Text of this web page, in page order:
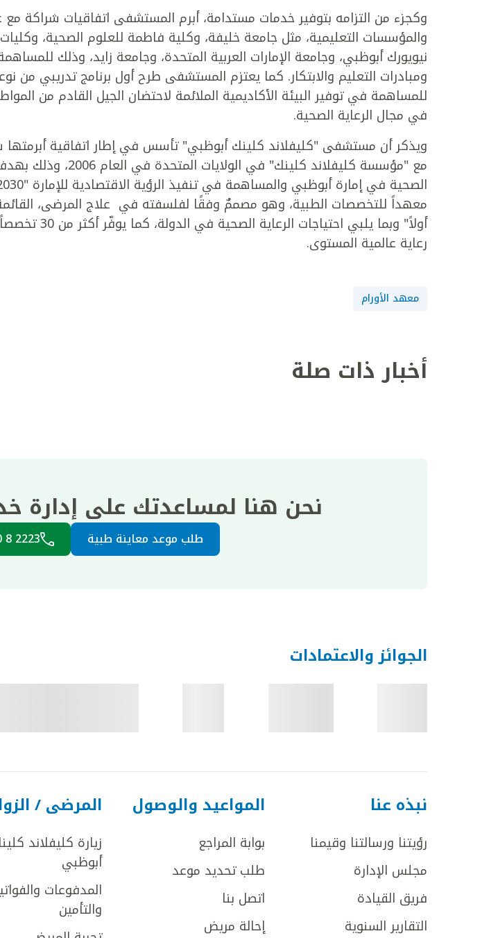
وكجزء من التزامه بتوفير خدمات مستدامة، أبرم المستشفى اتفاقيات شراكة
والمؤسسات التعليمية، مثل جامعة خليفة، وكلية فاطمة للعلوم الصحية، وكليات
نيويورك أبوظبي، وجامعة الإمارات العربية المتحدة، وجامعة زايد، وذلك
ومبادرات التعليم والابتكار. كما يعتزم المستشفى طرح أول برنامج تدريبي من
للمساهمة في توفير البيئة الأكاديمية الملائمة لاحتضان الجيل القادم من
في مجال الرعاية الصحية.
ويذكر أن مستشفى "كليفلاند كلينك أبوظبي" تأسس في إطار اتفاقية أبرمتها
مع "مؤسسة كليفلاند كلينك" في
معهداً للتخصصات الطبية، وهو مصممٌ وفقًا لفلسفته في علاج المرضى،
أولاً" وبما يلبي
رعاية عالمية المستوى.
معهد الأورام
أخبار ذات صلة
نحن هنا لمساعدتك على إدارة
طلب موعد معاينة طبية 2223 8 800
الجوائز والاعتمادات
نبذه عنا
رؤيتنا ورسالتنا وقيمنا
مجلس الإدارة
فريق القيادة
التقارير السنوية
المواعيد والوصول
بوابة المراجع
طلب تحديد موعد
اتصل بنا
إحالة مريض
المرضى /
زيارة كليفلاند
أبوظبي
المدفوعات
والتأمين